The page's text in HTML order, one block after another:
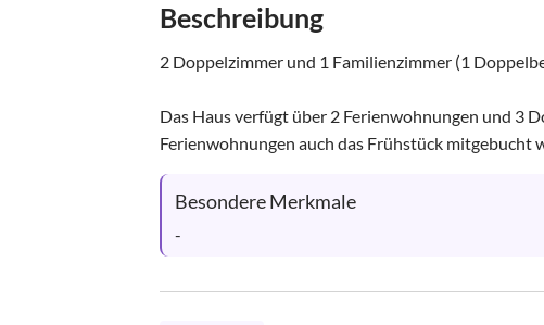
Beschreibung
2 Doppelzimmer und 1 Familienzimmer (1
Das Haus verfügt über 2 Ferienwohnungen und 3
Ferienwohnungen auch das Frühstück mitgebucht
Besondere Merkmale
-